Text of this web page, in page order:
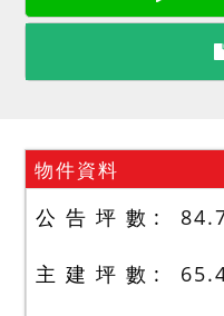
物件資料
公 告 坪 數
主 建 坪 數